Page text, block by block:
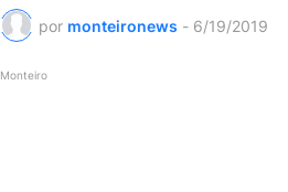
por monteironews - 6/19/2019
Monteiro